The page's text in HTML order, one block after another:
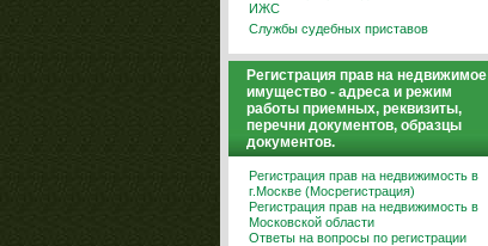
ИЖС
Службы судебных приставов
Регистрация прав на недвижимое
имущество - адреса и режим
работы приемных, реквизиты,
перечни документов, образцы
документов.
Регистрация прав на недвижимость в
г.Москве (Мосрегистрация)
Регистрация прав на недвижимость в
Московской области
Ответы на вопросы по регистрации